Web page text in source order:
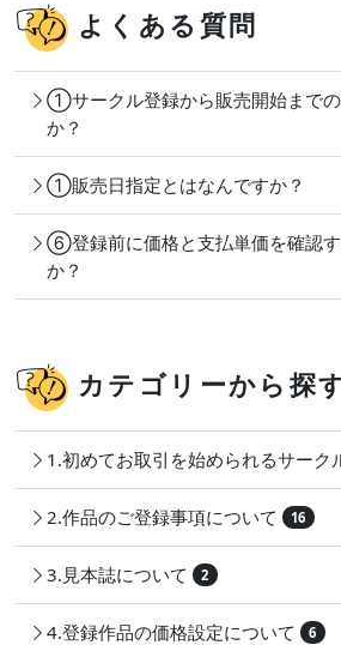
よくある質問
①サークル登録から販売開始まで
か？
①販売日指定とはなんですか？
⑥登録前に価格と支払単価を確認
か？
カテゴリーから探
1.初めてお取引を始められるサーク
2.作品のご登録事項について 16
3.見本誌について 2
4.登録作品の価格設定について 6